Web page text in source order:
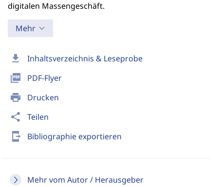
download Inhaltsverzeichnis & Leseprobe
picture_as_pdf PDF-Flyer
print Drucken
share Teilen
send_to_mobile Bibliographie exportieren
Mehr vom Autor / Herausgeber
digitalen Massengeschäft.
Mehr